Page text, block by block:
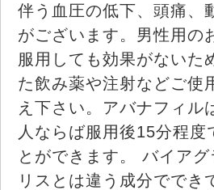
伴う血圧の低下、頭痛、
がございます。男性用の
服用しても効果がないた
た飲み薬や注射などご使
え下さい。アバナフィル
人ならば服用後15分程度
とができます。 バイア
リスとは違う成分ででき